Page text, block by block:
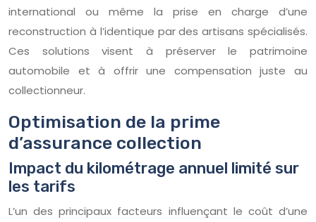
international ou même la prise en charge d’une
reconstruction à l’identique par des artisans spécialisés.
Ces solutions visent à préserver le patrimoine
automobile et à offrir une compensation juste au
collectionneur.
Optimisation de la prime
d’assurance collection
Impact du kilométrage annuel limité sur
les tarifs
L’un des principaux facteurs influençant le coût d’une